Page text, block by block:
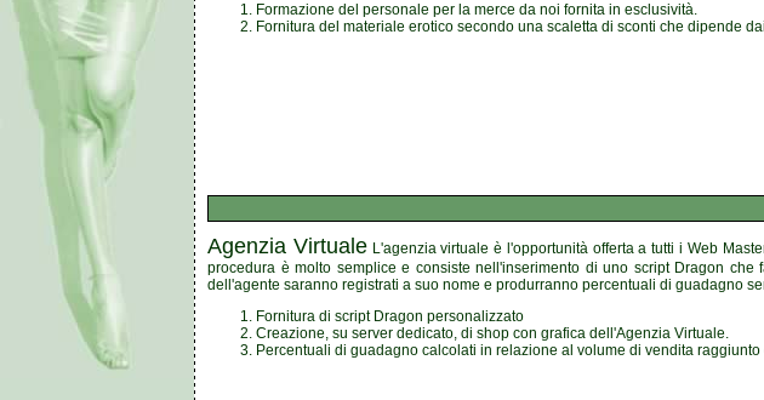
Formazione del personale per la merce da noi fornita in esclusività.
Fornitura del materiale erotico secondo una scaletta di sconti che dipende
Agenzia VirtualeL'agenzia virtuale è l'opportunità offerta a tutti i Web
procedura è molto semplice e consiste nell'inserimento di uno script Dragon
dell'agente saranno registrati a suo nome e produrranno percentuali di guadagno
Fornitura di script Dragon personalizzato
Creazione, su server dedicato, di shop con grafica dell'Agenzia Virtuale.
Percentuali di guadagno calcolati in relazione al volume di vendita